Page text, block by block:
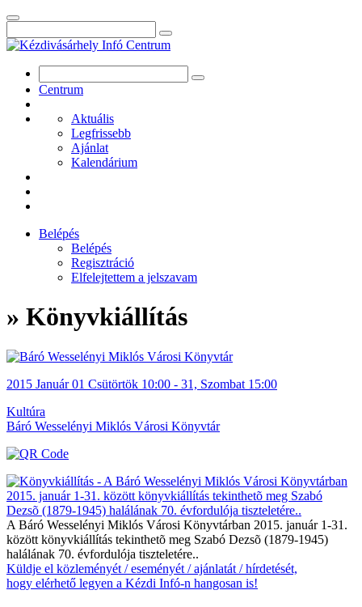
Centrum
Aktuális
Legfrissebb
Ajánlat
Kalendárium
Belépés
Belépés
Regisztráció
Elfelejtettem a jelszavam
» Könyvkiállítás
2015 Január 01 Csütörtök 10:00 - 31, Szombat 15:00
Kultúra
Báró Wesselényi Miklós Városi Könyvtár
A Báró Wesselényi Miklós Városi Könyvtárban 2015. január 1-31.
között könyvkiállítás tekinthetõ meg Szabó Dezsõ (1879-1945)
halálának 70. évfordulója tiszteletére..
Küldje el közleményét / eseményét / ajánlatát / hírdetését,
hogy elérhető legyen a Kézdi Infó-n hangosan is!